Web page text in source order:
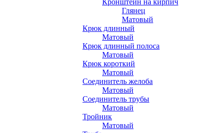
Кронштейн на кирпич
Глянец
Матовый
Крюк длинный
Матовый
Крюк длинный полоса
Матовый
Крюк короткий
Матовый
Соединитель желоба
Матовый
Соединитель трубы
Матовый
Тройник
Матовый